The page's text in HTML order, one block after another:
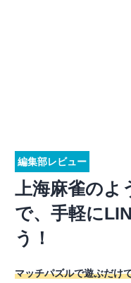
編集部レビュー
上海麻雀のよ
で、手軽に
う！
マッチパズルで遊ぶだけ